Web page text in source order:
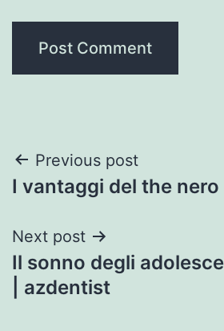
Post
navigation
Previous post
I vantaggi del the
Next post
Il sonno degli
| azdentist